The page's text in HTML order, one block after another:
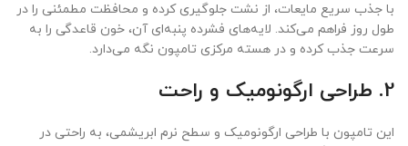
با جذب سریع مایعات، از نشت جلوگیری کرده و محافظت مطمئنی را در
طول روز فراهم می‌کند. لایه‌های فشرده پنبه‌ای آن، خون قاعدگی را به
سرعت جذب کرده و در هسته مرکزی تامپون نگه می‌دارد.
2. طراحی ارگونومیک و راحت
این تامپون با طراحی ارگونومیک و سطح نرم ابریشمی، به راحتی در